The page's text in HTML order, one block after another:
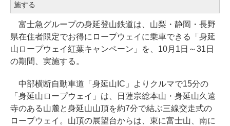
施する
富士急グループの身延登山鉄道は、山梨・静岡・長野
県在住者限定でお得にロープウェイに乗車できる「身延
山ロープウェイ紅葉キャンペーン」を、10月1日～31日
の期間、実施する。
中部横断自動車道「身延山IC」よりクルマで15分の
「身延山ロープウェイ」は、日蓮宗総本山・身延山久遠
寺のある山麓と身延山山頂を約7分で結ぶ三線交走式の
ロープウェイ。山頂の展望台からは、東に富士山、南に